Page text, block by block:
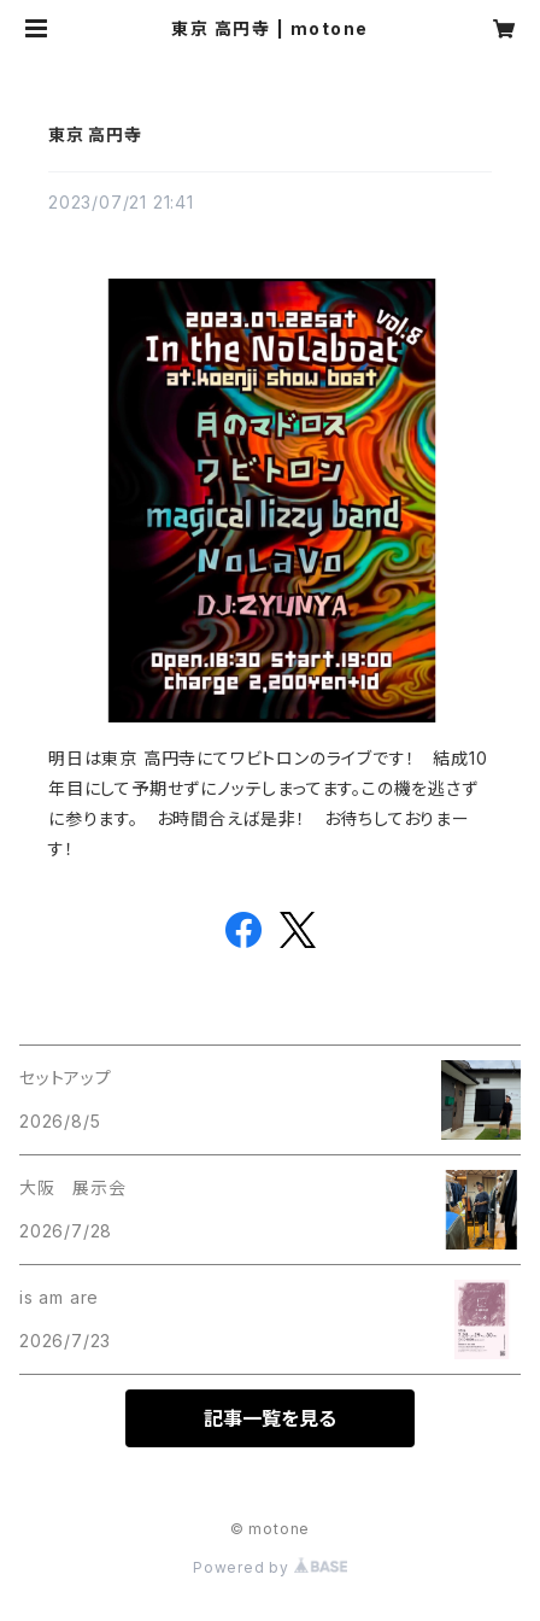
東京 高円寺 | motone
東京 高円寺
2023/07/21 21:41
明日は東京 高円寺にてワビトロンのライブです！ 結成10
年目にして予期せずにノッテしまってます。この機を逃さず
に参ります。 お時間合えば是非！ お待ちしておりまー
す！
セットアップ
2026/8/5
大阪 展示会
2026/7/28
is am are
2026/7/23
記事一覧を見る
© motone
Powered by